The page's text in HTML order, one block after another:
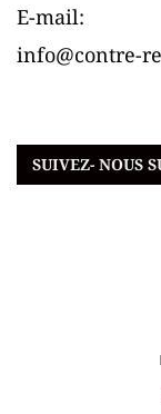
E-mail:
info@contre-
SUIVEZ- NOUS